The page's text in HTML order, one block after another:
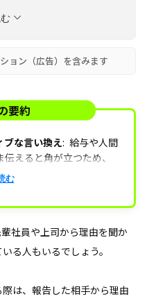
ョン（広告）を含みます
要約
ブな言い換え: 給与や人間
えると角が立つため、
分野に挑戦したい」な
えることが大切です。
突然の報告への謝罪と、
て伝えることで、円満
でしょう。
って理由を変えると矛盾が
ます。誰に対しても一貫
む
社員や上司から理由を聞か
る人もいるでしょう。
は、報告した相手から理由